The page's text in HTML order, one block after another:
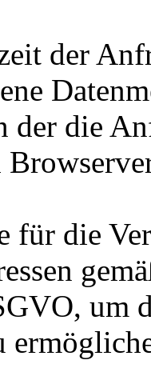
der
der die
für die
um